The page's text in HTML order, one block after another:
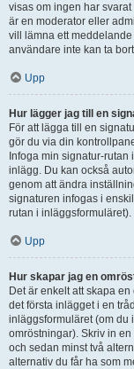
visas om ingen har
är en moderator eller
vill lämna ett
användare inte kan ta
Upp
Hur lägger jag till en
För att lägga till en
gör du via din
Infoga min signatur-
inlägg. Du kan också
genom att ändra
signaturen infogas i
rutan i inläggsformuläret).
Upp
Hur skapar jag en
Det är enkelt att skapa
det första inlägget i en
inläggsformuläret (om du
omröstningar). Skriv in en
och sedan minst två
alternativ du får ha som